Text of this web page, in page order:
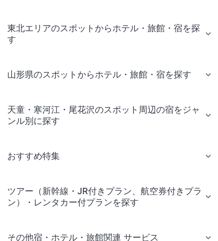
東北エリアのスポットからホテル・旅館・宿を探
す
山形県のスポットからホテル・旅館・宿を探す
天童・寒河江・尾花沢のスポット周辺の宿をジャ
ンル別に探す
おすすめ特集
ツアー（新幹線・JR付きプラン、航空券付きプラ
ン）・レンタカー付プランを探す
その他宿・ホテル・旅館関連 サービス